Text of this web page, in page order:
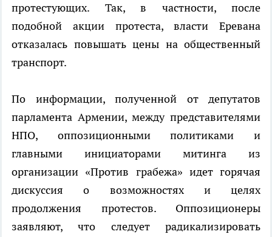
протестующих. Так, в частности, после
подобной акции протеста, власти Еревана
отказалась повышать цены на общественный
транспорт.
По информации, полученной от депутатов
парламента Армении, между представителями
НПО, оппозиционными политиками и
главными инициаторами митинга из
организации «Против грабежа» идет горячая
дискуссия о возможностях и целях
продолжения протестов. Оппозиционеры
заявляют, что следует радикализировать